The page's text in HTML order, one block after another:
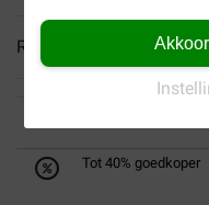
Reviews
Tot 40% goedkoper